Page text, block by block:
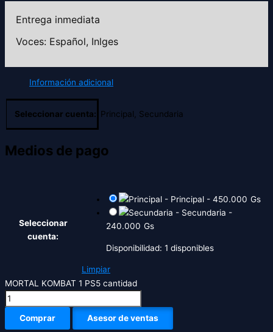
Entrega inmediata
Voces: Español, Inlges
Información adicional
Seleccionar cuenta: Principal, Secundaria
Medios de pago
Seleccionar
cuenta:
- Principal - 450.000 Gs
- Secundaria -
240.000 Gs
Disponibilidad: 1 disponibles
Limpiar
MORTAL KOMBAT 1 PS5 cantidad
Comprar Asesor de ventas